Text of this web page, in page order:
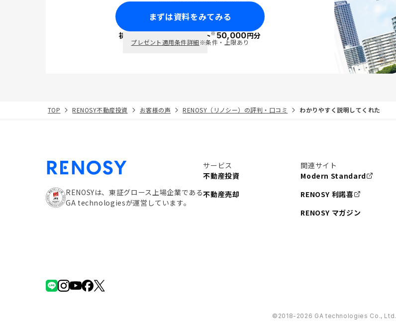
まずは資料をみてみる
初回面談で ポイント※50,000円分
プレゼント適用条件詳細※条件・上限あり
TOP RENOSY不動産投資 お客様の声 RENOSY（リノシー）の評判・口コミ わかりやすく説明してくれた
RENOSYは、東証グロース上場企業である
GA technologiesが運営しています。
サービス
不動産投資
不動産売却
関連サイト
Modern Standard
RENOSY 利諾喜
RENOSY マガジン
©︎2018-2026 GA technologies Co., Ltd.